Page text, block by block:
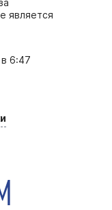
является
6:47